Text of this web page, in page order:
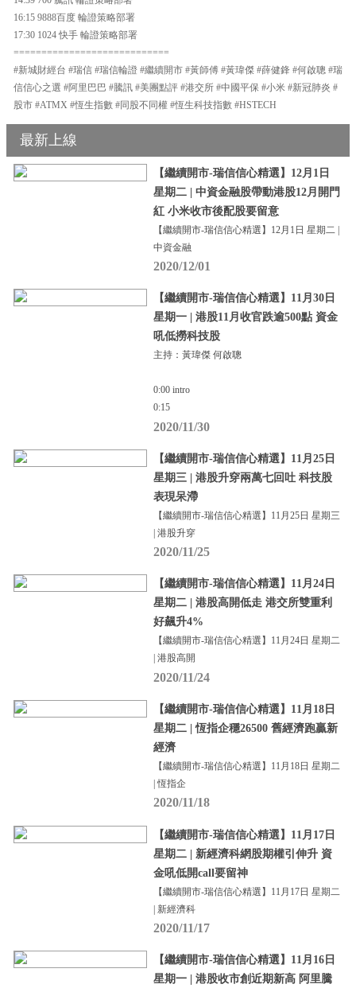
16:15 9888百度 輪證策略部署
17:30 1024 快手 輪證策略部署
============================
#新城財經台 #瑞信 #瑞信輪證 #繼續開市 #黃師傅 #黃瑋傑 #薛健鋒 #何啟聰 #瑞
信信心之選 #阿里巴巴 #騰訊 #美團點評 #港交所 #中國平保 #小米 #新冠肺炎 #
股市 #ATMX #恆生指數 #同股不同權 #恆生科技指數 #HSTECH
最新上線
【繼續開市-瑞信信心精選】12月1日
星期二 | 中資金融股帶動港股12月開門
紅 小米收市後配股要留意
【繼續開市-瑞信信心精選】12月1日 星期二 |
中資金融
2020/12/01
【繼續開市-瑞信信心精選】11月30日
星期一 | 港股11月收官跌逾500點 資金
吼低撈科技股
主持：黃瑋傑 何啟聰
0:00 intro
0:15
2020/11/30
【繼續開市-瑞信信心精選】11月25日
星期三 | 港股升穿兩萬七回吐 科技股
表現呆滯
【繼續開市-瑞信信心精選】11月25日 星期三
| 港股升穿
2020/11/25
【繼續開市-瑞信信心精選】11月24日
星期二 | 港股高開低走 港交所雙重利
好飆升4%
【繼續開市-瑞信信心精選】11月24日 星期二
| 港股高開
2020/11/24
【繼續開市-瑞信信心精選】11月18日
星期二 | 恆指企穩26500 舊經濟跑贏新
經濟
【繼續開市-瑞信信心精選】11月18日 星期二
| 恆指企
2020/11/18
【繼續開市-瑞信信心精選】11月17日
星期二 | 新經濟科網股期權引伸升 資
金吼低開call要留神
【繼續開市-瑞信信心精選】11月17日 星期二
| 新經濟科
2020/11/17
【繼續開市-瑞信信心精選】11月16日
星期一 | 港股收市創近期新高 阿里騰